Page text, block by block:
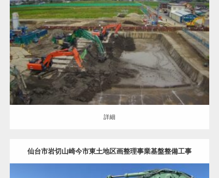
地盤改良（ALL） 調整池の基礎
詳細
詳細
仙台市岩切山崎今市東土地区画整理事業基盤整備工事